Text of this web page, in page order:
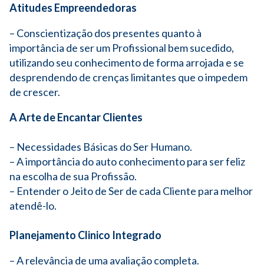
Atitudes Empreendedoras
– Conscientização dos presentes quanto à
importância de ser um Profissional bem sucedido,
utilizando seu conhecimento de forma arrojada e se
desprendendo de crenças limitantes que o impedem
de crescer.
A Arte de Encantar Clientes
– Necessidades Básicas do Ser Humano.
– A importância do auto conhecimento para ser feliz
na escolha de sua Profissão.
– Entender o Jeito de Ser de cada Cliente para melhor
atendê-lo.
Planejamento Clinico Integrado
– A relevância de uma avaliação completa.